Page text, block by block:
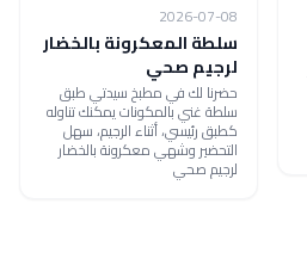
2026-07-08
سلطة المعكرونة بالخضار
لرجيم صحي
حضرنا لك في مطبخ سيدتي طبق
سلطة غني بالمكونات يمكنك تناوله
كطبق رئيسي، أثناء الرجيم، سهل
التحضير وشهي معكرونة بالخضار
لرجيم صحي